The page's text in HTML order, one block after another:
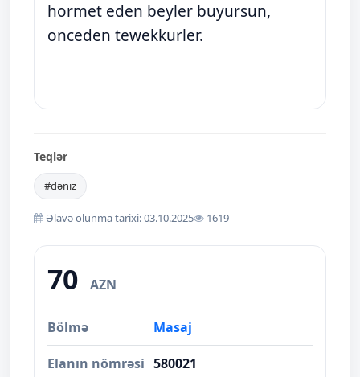
hormet eden beyler buyursun,
onceden tewekkurler.
Teqlər
#dəniz
Əlavə olunma tarixi: 03.10.2025 1619
70 AZN
Bölmə Masaj
Elanın nömrəsi 580021